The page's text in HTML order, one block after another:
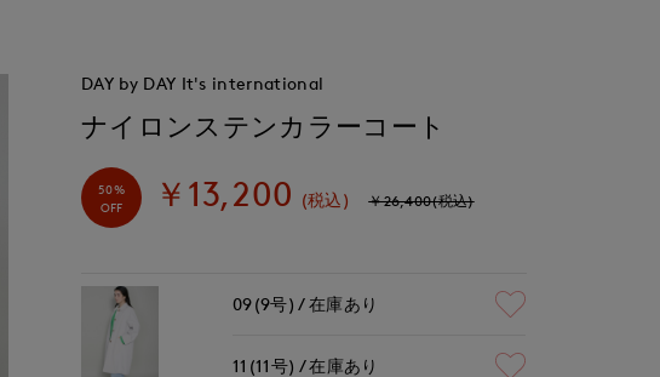
DAY by DAY It's international
ナイロンステンカラーコート
50%
OFF
￥13,200 (税込) ￥26,400(税込)
09(9号) 在庫あり
11(11号) 在庫あり